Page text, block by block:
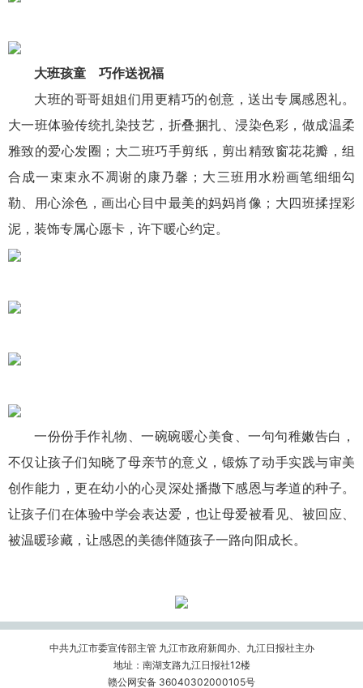
大班孩童 巧作送祝福
大班的哥哥姐姐们用更精巧的创意，送出专属感恩礼。
大一班体验传统扎染技艺，折叠捆扎、浸染色彩，做成温柔
雅致的爱心发圈；大二班巧手剪纸，剪出精致窗花花瓣，组
合成一束束永不凋谢的康乃馨；大三班用水粉画笔细细勾
勒、用心涂色，画出心目中最美的妈妈肖像；大四班揉捏彩
泥，装饰专属心愿卡，许下暖心约定。
一份份手作礼物、一碗碗暖心美食、一句句稚嫩告白，
不仅让孩子们知晓了母亲节的意义，锻炼了动手实践与审美
创作能力，更在幼小的心灵深处播撒下感恩与孝道的种子。
让孩子们在体验中学会表达爱，也让母爱被看见、被回应、
被温暖珍藏，让感恩的美德伴随孩子一路向阳成长。
中共九江市委宣传部主管 九江市政府新闻办、九江日报社主办
地址：南湖支路九江日报社12楼
赣公网安备 36040302000105号